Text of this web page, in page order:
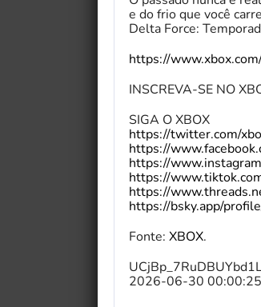
e do frio que você
Delta Force:
https://
INSCREVA-SE NO
SIGA O XBOX
https://twitter.com/
https://
https://
https://
https://
https://bsky.app/
Fonte: XBOX.
2026-06-30 00:00:25